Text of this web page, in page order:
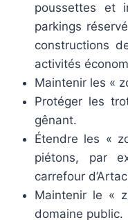
poussettes et
parkings
constructions
activités
Maintenir les «
Protéger les
gênant.
Étendre les «
piétons, par
carrefour
Maintenir le «
domaine public.